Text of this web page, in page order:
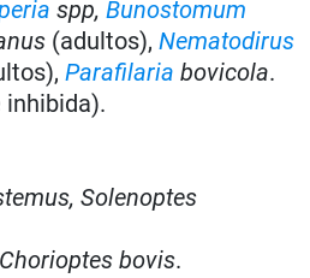
spp,Bunostomum
(adultos),Nematodirus
Parafilaria bovicola.
inhibida).
Solenoptes
bovis.